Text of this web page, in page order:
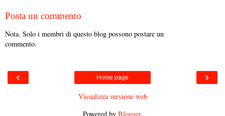
Posta un commento
Nota. Solo i membri di questo blog possono postare un
commento.
‹ ›
Home page
Visualizza versione web
Powered by Blogger.